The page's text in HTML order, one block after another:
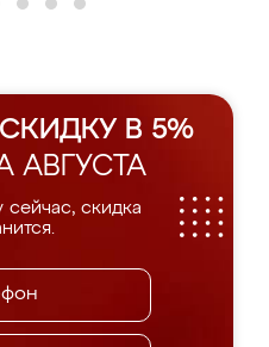
В 5%
АВГУСТА
сейчас, скидка